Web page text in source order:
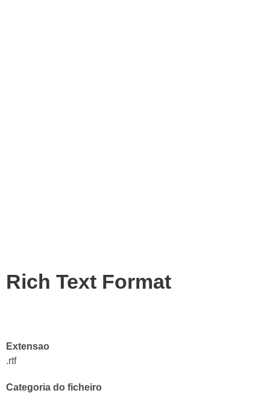
Rich Text Format
Extensao
.rtf
Categoria do ficheiro